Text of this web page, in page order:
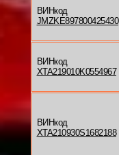
ВИНкод
JMZKE897800425430
ВИНкод
XTA219010K0554967
ВИНкод
XTA210930S1682188